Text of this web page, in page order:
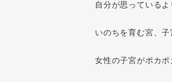
自分が思っている
いのちを育む宮、
女性の子宮がポカ